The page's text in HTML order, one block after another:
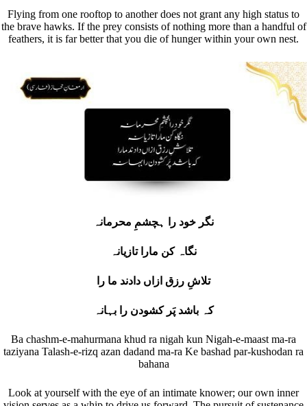
Flying from one rooftop to another does not grant any high status to
the brave hawks. If the prey consists of nothing more than a handful of
feathers, it is far better that you die of hunger within your own nest.
نگر خود را ہچشمِ محرمانہ
نگاہ کن مارا تازیانہ
تلاشِ رزق ازاں دادند ما را
کہ باشد پَر کشودن را بہانہ
Ba chashm-e-mahurmana khud ra nigah kun Nigah-e-maast ma-ra
taziyana Talash-e-rizq azan dadand ma-ra Ke bashad par-kushodan ra
bahana
Look at yourself with the eye of an intimate knower; our own inner